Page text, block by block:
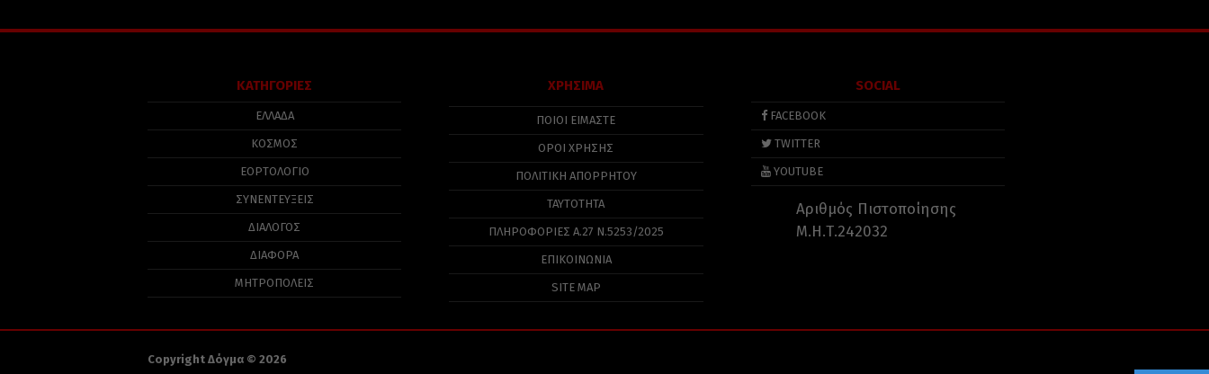
ΚΑΤΗΓΟΡΙΕΣ
ΕΛΛΑΔΑ
ΚΟΣΜΟΣ
ΕΟΡΤΟΛΟΓΙΟ
ΣΥΝΕΝΤΕΥΞΕΙΣ
ΔΙΑΛΟΓΟΣ
ΔΙΑΦΟΡΑ
ΜΗΤΡΟΠΟΛΕΙΣ
ΧΡΗΣΙΜΑ
ΠΟΙΟΙ ΕΙΜΑΣΤΕ
ΟΡΟΙ ΧΡΗΣΗΣ
ΠΟΛΙΤΙΚΉ ΑΠΟΡΡΉΤΟΥ
ΤΑΥΤΟΤΗΤΑ
ΠΛΗΡΟΦΟΡΊΕΣ Α.27 Ν.5253/2025
ΕΠΙΚΟΙΝΩΝΙΑ
SITE MAP
SOCIAL
FACEBOOK
TWITTER
YOUTUBE
Αριθμός Πιστοποίησης
Μ.Η.Τ.242032
Copyright Δόγμα © 2026